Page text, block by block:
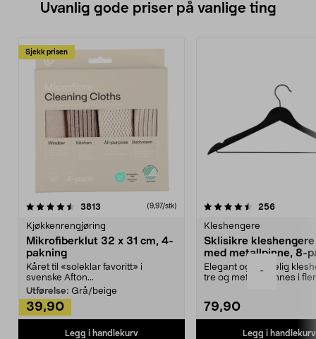
-
Uvanlig gode priser på vanlige ting
Sjekk prisen
3813 anmeldelser(9,97/stk)
Kjøkkenrengjøring
Mikrofiberklut 32 x 31 cm, 4-
pakning
Kåret til «soleklar favoritt» i
svenske Afton...
Utførelse: Grå/beige
39,90
Legg i handlekurv
4.5av 5 stjerner 256
Kleshengere
Sklisikre
med metallpinne, 8-
Elegant og skikkelig
tre og metall – finnes i
79,90
Legg i handlekurv
4.5av 5 stjerner